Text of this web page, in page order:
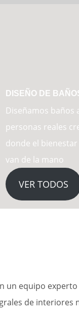
DISEÑO DE
Diseñamos baños
personas reales
donde el
van de la mano
VER TODOS
un equipo
de interiores